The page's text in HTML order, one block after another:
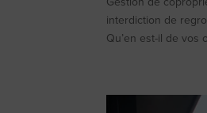
interdiction de
Qu’en est-il de vos